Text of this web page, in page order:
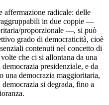
affermazione radicale: delle
in due coppie —
proporzionale —, si può
grado di democraticità, cioè
contenuti nel concetto di
che ci si allontana da una
presidenziale, e da
una democrazia maggioritaria,
si degrada, fino a